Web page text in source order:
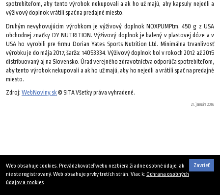
spotrebiteľom, aby tento výrobok nekupovali a ak ho už majú, aby kapsuly nejedli a
výživový doplnok vrátili späť na predajné miesto.
Druhým nevyhovujúcim výrobkom je výživový doplnok NOXPUMPtm, 450 g z USA
obchodnej značky DY NUTRITION. Výživový doplnok je balený v plastovej dóze a v
USA ho vyrobili pre firmu Dorian Yates Sports Nutrition Ltd. Minimálna trvanlivosť
výrobku je do mája 2017, šarža: 14053334. Výživový doplnok bol v rokoch 2012 až 2015
distribuovaný aj na Slovensko. Úrad verejného zdravotníctva odporúča spotrebiteľom,
aby tento výrobok nekupovali a ak ho už majú, aby ho nejedli a vrátili späť na predajné
miesto.
Zdroj: WebNoviny.sk© SITA Všetky práva vyhradené.
21. januára 2016
Zavrieť
Web obsahuje cookies. Prevádzkovateľ webu nezbiera žiadne osobné údaje, ak
nie ste registrovaný. Web obsahuje prvky tretích strán. Viac k: Ochrana osobných
údajov a cookies